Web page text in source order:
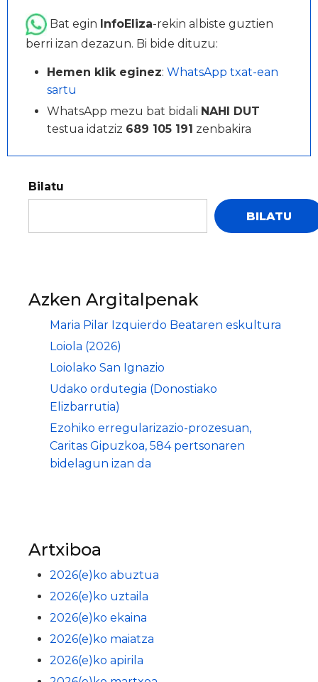
Bat egin InfoEliza-rekin albiste guztien
berri izan dezazun. Bi bide dituzu:
Hemen klik eginez: WhatsApp txat-ean
sartu
WhatsApp mezu bat bidali NAHI DUT
testua idatziz 689 105 191 zenbakira
Bilatu
BILATU
Azken Argitalpenak
Maria Pilar Izquierdo Beataren eskultura
Loiola (2026)
Loiolako San Ignazio
Udako ordutegia (Donostiako
Elizbarrutia)
Ezohiko erregularizazio-prozesuan,
Caritas Gipuzkoa, 584 pertsonaren
bidelagun izan da
Artxiboa
2026(e)ko abuztua
2026(e)ko uztaila
2026(e)ko ekaina
2026(e)ko maiatza
2026(e)ko apirila